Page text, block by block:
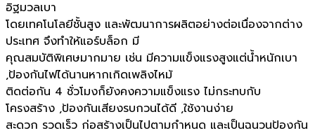
อิฐมวลเบา
โดยเทคโนโลยีชั้นสูง และพัฒนาการผลิตอย่างต่อเนื่องจากต่าง
ประเทศ จึงทำให้แอร์บล็อก มี
คุณสมบัติพิเศษมากมาย เช่น มีความแข็งแรงสูงแต่น้ำหนักเบา
,ป้องกันไฟได้นานหากเกิดเพลิงไหม้
ติดต่อกัน 4 ชั่วโมงก็ยังคงความแข็งแรง ไม่กระทบกับ
โครงสร้าง ,ป้องกันเสียงรบกวนได้ดี ,ใช้งานง่าย
สะดวก รวดเร็ว ก่อสร้างเป็นไปตามกำหนด และเป็นฉนวนป้องกัน